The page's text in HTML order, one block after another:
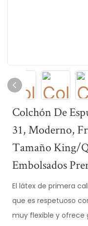
Colchón De
31, Moderno,
Tamaño King/
Embolsados
El látex de primera
que es respetuoso
muy flexible y ofrece